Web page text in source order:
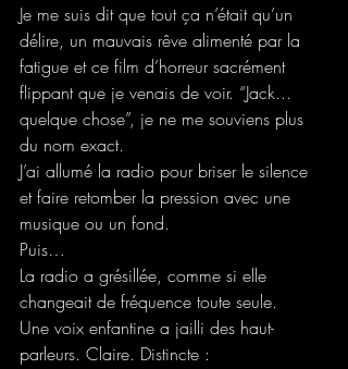
Je me suis dit que tout ça n’était qu’un
délire, un mauvais rêve alimenté par la
fatigue et ce film d’horreur sacrément
flippant que je venais de voir. “Jack...
quelque chose”, je ne me souviens plus
du nom exact.
J’ai allumé la radio pour briser le silence
et faire retomber la pression avec une
musique ou un fond.
Puis…
La radio a grésillée, comme si elle
changeait de fréquence toute seule.
Une voix enfantine a jailli des haut-
parleurs. Claire. Distincte :